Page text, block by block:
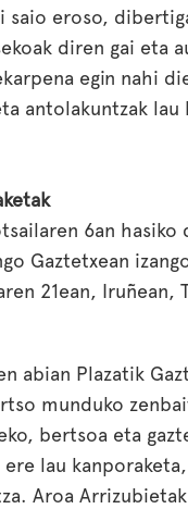
eroso,
diren gai eta
egin nahi
antolakuntzak
6an hasiko
Gaztetxean
21ean, Iruñean,
abian Plazatik
munduko
bertsoa eta
lau
Aroa